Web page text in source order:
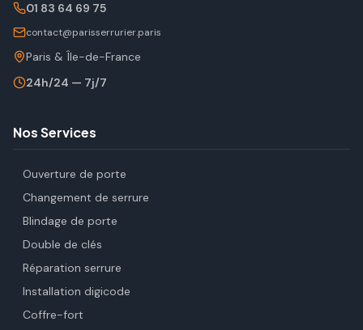
01 83 64 69 75
contact@parisserrurier.paris
Paris & Île-de-France
24h/24 — 7j/7
Nos Services
Ouverture de porte
Changement de serrure
Blindage de porte
Double de clés
Réparation serrure
Installation digicode
Coffre-fort